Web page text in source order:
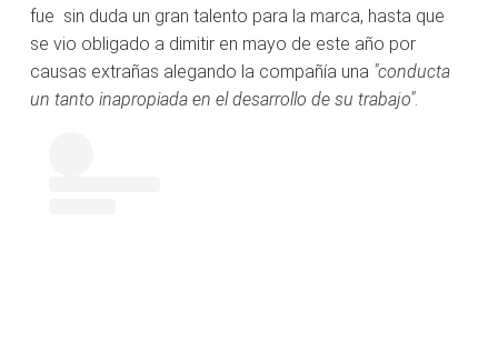
fue sin duda un gran talento para la marca, hasta que
se vio obligado a dimitir en mayo de este año por
causas extrañas alegando la compañía una "conducta
un tanto inapropiada en el desarrollo de su trabajo".